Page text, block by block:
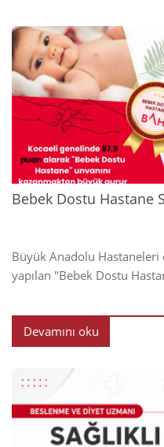
Bebek Dostu Hastane
Büyük Anadolu
yapılan "Bebek Dostu
Devamını oku